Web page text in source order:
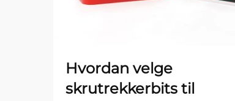
Hvordan velge
skrutrekkerbits til